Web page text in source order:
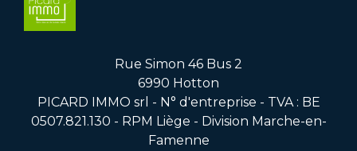
Rue Simon 46 Bus 2
6990 Hotton
PICARD IMMO srl - N° d'entreprise - TVA : BE
0507.821.130 - RPM Liège - Division Marche-en-
Famenne